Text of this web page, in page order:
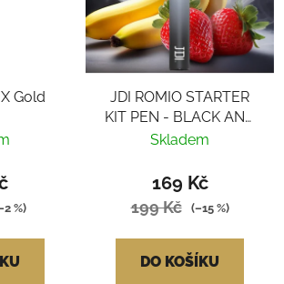
Gold
%)
JDI ROMIO STARTER
KIT PEN - BLACK AND
WHITE
Skladem
169 Kč
199 Kč (–15 %)
DO KOŠÍKU